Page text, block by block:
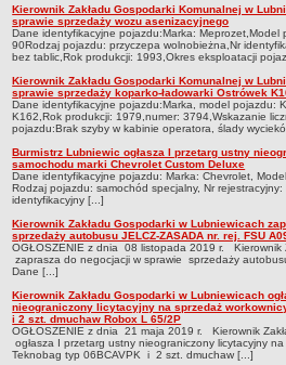
Dane adresowe
Burmistrz Lubniewic
Zastępca Burmistrza Lubniewic
Sekretarz Gminy
Skarbnik Gminy
Informacja turystyczna
Regulamin i schemat organizacyjny
Kodeks etyczny
Oświadczenia majątkowe
Raporty
RADA MIEJSKA
Dyżury Przewodniczącego Rady
Kierownik Zakładu Gospodarki Komunalnej w
sprawie sprzedaży wozu asenizacyjnego
Dane identyfikacyjne pojazdu:Marka: Meprozet,Model
90Rodzaj pojazdu: przyczepa wolnobieżna,Nr
bez tablic,Rok produkcji: 1993,Okres eksploatacji
Kierownik Zakładu Gospodarki Komunalnej w
sprawie sprzedaży koparko-ładowarki Ostrówek
Dane identyfikacyjne pojazdu:Marka, model pojazdu:
K162,Rok produkcji: 1979,numer: 3794,Wskazanie
pojazdu:Brak szyby w kabinie operatora, ślady
Burmistrz Lubniewic ogłasza I przetarg ustny
samochodu marki Chevrolet Custom Deluxe
Dane identyfikacyjne pojazdu: Marka: Chevrolet,
Rodzaj pojazdu: samochód specjalny, Nr
identyfikacyjny [...]
Kierownik Zakładu Gospodarki w Lubniewicach
sprzedaży autobusu JELCZ-ZASADA nr. rej. FSU
OGŁOSZENIE z dnia 08 listopada 2019 r. Kierownik
zaprasza do negocjacji w sprawie sprzedaży
Dane [...]
Kierownik Zakładu Gospodarki w Lubniewicach
nieograniczony licytacyjny na sprzedaż
i 2 szt. dmuchaw Robox L 65/2P
OGŁOSZENIE z dnia 21 maja 2019 r. Kierownik
ogłasza I przetarg ustny nieograniczony licytacyjny
Teknobag typ 06BCAVPK i 2 szt. dmuchaw [...]